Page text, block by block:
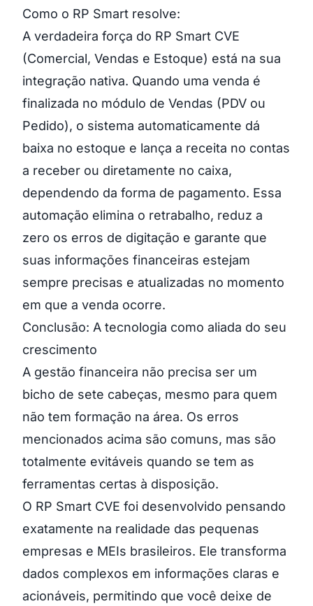
Como o RP Smart resolve:
A verdadeira força do RP Smart CVE
(Comercial, Vendas e Estoque) está na sua
integração nativa. Quando uma venda é
finalizada no módulo de Vendas (PDV ou
Pedido), o sistema automaticamente dá
baixa no estoque e lança a receita no contas
a receber ou diretamente no caixa,
dependendo da forma de pagamento. Essa
automação elimina o retrabalho, reduz a
zero os erros de digitação e garante que
suas informações financeiras estejam
sempre precisas e atualizadas no momento
em que a venda ocorre.
Conclusão: A tecnologia como aliada do seu
crescimento
A gestão financeira não precisa ser um
bicho de sete cabeças, mesmo para quem
não tem formação na área. Os erros
mencionados acima são comuns, mas são
totalmente evitáveis quando se tem as
ferramentas certas à disposição.
O RP Smart CVE foi desenvolvido pensando
exatamente na realidade das pequenas
empresas e MEIs brasileiros. Ele transforma
dados complexos em informações claras e
acionáveis, permitindo que você deixe de